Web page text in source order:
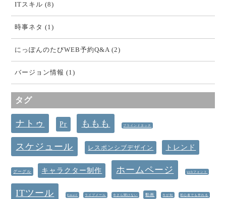
ITスキル (8)
時事ネタ (1)
にっぽんのたびWEB予約Q&A (2)
バージョン情報 (1)
タグ
ナトゥ Pr ももも ブラインドタッチ
スケジュール レスポンシブデザイン トレンド
グーグル キャラクター制作 ホームページ webフォント
ITツール Email ライブメール 今さら聞けない 動画 今が旬 初心者でも作れる